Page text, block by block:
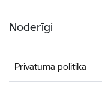
Noderīgi
Privātuma politika